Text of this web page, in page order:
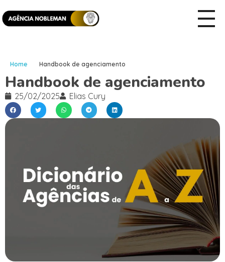
Home Handbook de agenciamento
Handbook de agenciamento
25/02/2025 Elias Cury